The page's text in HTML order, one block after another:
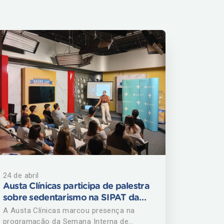
24 de abril
Austa Clínicas participa de palestra
sobre sedentarismo na SIPAT da
TV Record
A Austa Clínicas marcou presença na
programação da Semana Interna de